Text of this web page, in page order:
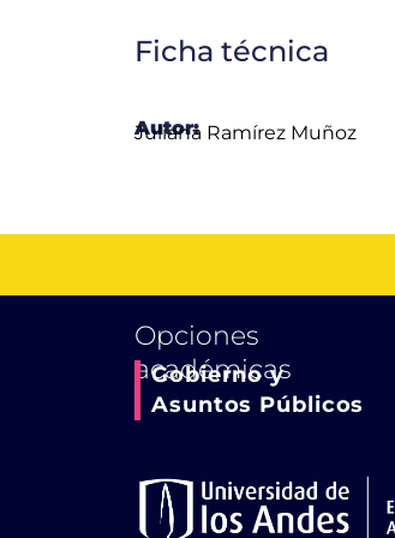
Ficha técnica
Autor:
Juliana Ramírez Muñoz
Opciones
académicas
Gobierno y
Asuntos Públicos